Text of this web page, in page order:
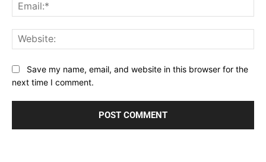
Save my name, email, and website in this browser for the
next time I comment.